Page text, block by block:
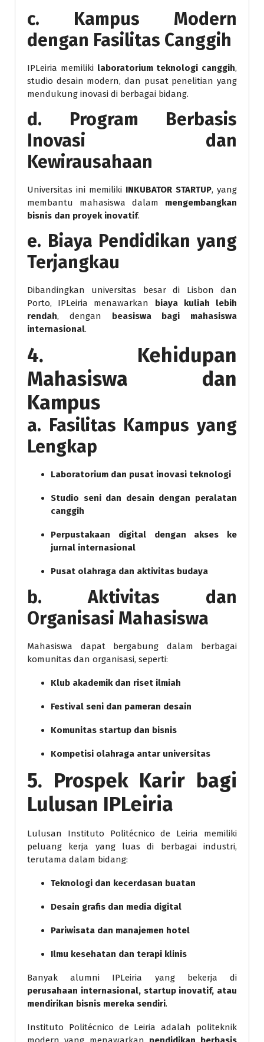
c. Kampus Modern
dengan Fasilitas Canggih
IPLeiria memiliki laboratorium teknologi canggih,
studio desain modern, dan pusat penelitian yang
mendukung inovasi di berbagai bidang.
d. Program Berbasis
Inovasi dan
Kewirausahaan
Universitas ini memiliki INKUBATOR STARTUP, yang
membantu mahasiswa dalam mengembangkan
bisnis dan proyek inovatif.
e. Biaya Pendidikan yang
Terjangkau
Dibandingkan universitas besar di Lisbon dan
Porto, IPLeiria menawarkan biaya kuliah lebih
rendah, dengan beasiswa bagi mahasiswa
internasional.
4. Kehidupan
Mahasiswa dan
Kampus
a. Fasilitas Kampus yang
Lengkap
Laboratorium dan pusat inovasi teknologi
Studio seni dan desain dengan peralatan
canggih
Perpustakaan digital dengan akses ke
jurnal internasional
Pusat olahraga dan aktivitas budaya
b. Aktivitas dan
Organisasi Mahasiswa
Mahasiswa dapat bergabung dalam berbagai
komunitas dan organisasi, seperti:
Klub akademik dan riset ilmiah
Festival seni dan pameran desain
Komunitas startup dan bisnis
Kompetisi olahraga antar universitas
5. Prospek Karir bagi
Lulusan IPLeiria
Lulusan Instituto Politécnico de Leiria memiliki
peluang kerja yang luas di berbagai industri,
terutama dalam bidang:
Teknologi dan kecerdasan buatan
Desain grafis dan media digital
Pariwisata dan manajemen hotel
Ilmu kesehatan dan terapi klinis
Banyak alumni IPLeiria yang bekerja di
perusahaan internasional, startup inovatif, atau
mendirikan bisnis mereka sendiri.
Instituto Politécnico de Leiria adalah politeknik